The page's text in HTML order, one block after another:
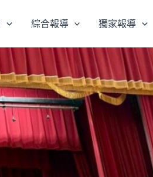
綜合報導 獨家報導